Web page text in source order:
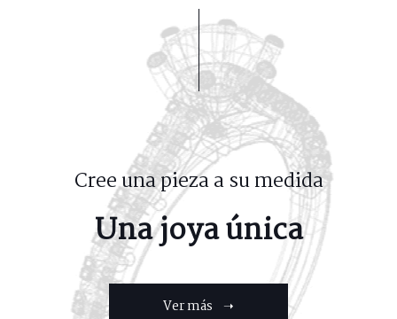
Cree una pieza a su medida
Una joya única
Ver más ➝